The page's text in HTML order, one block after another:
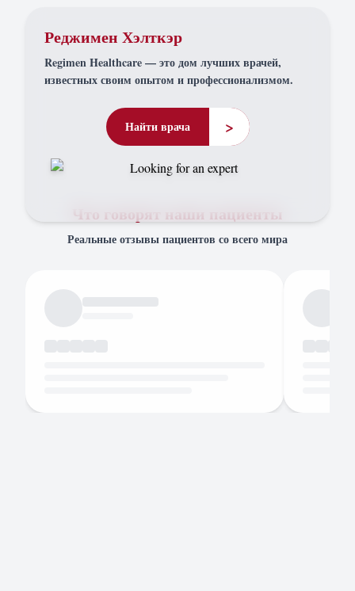
Реджимен Хэлткэр
Regimen Healthcare — это дом лучших врачей,
известных своим опытом и профессионализмом.
Найти врача >
Что говорят наши пациенты
Реальные отзывы пациентов со всего мира